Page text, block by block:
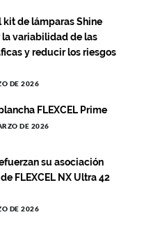
kit de lámparas Shine
la variabilidad de las
y reducir los riesgos
DE 2026
FLEXCEL Prime
DE 2026
su asociación
FLEXCEL NX Ultra 42
DE 2026